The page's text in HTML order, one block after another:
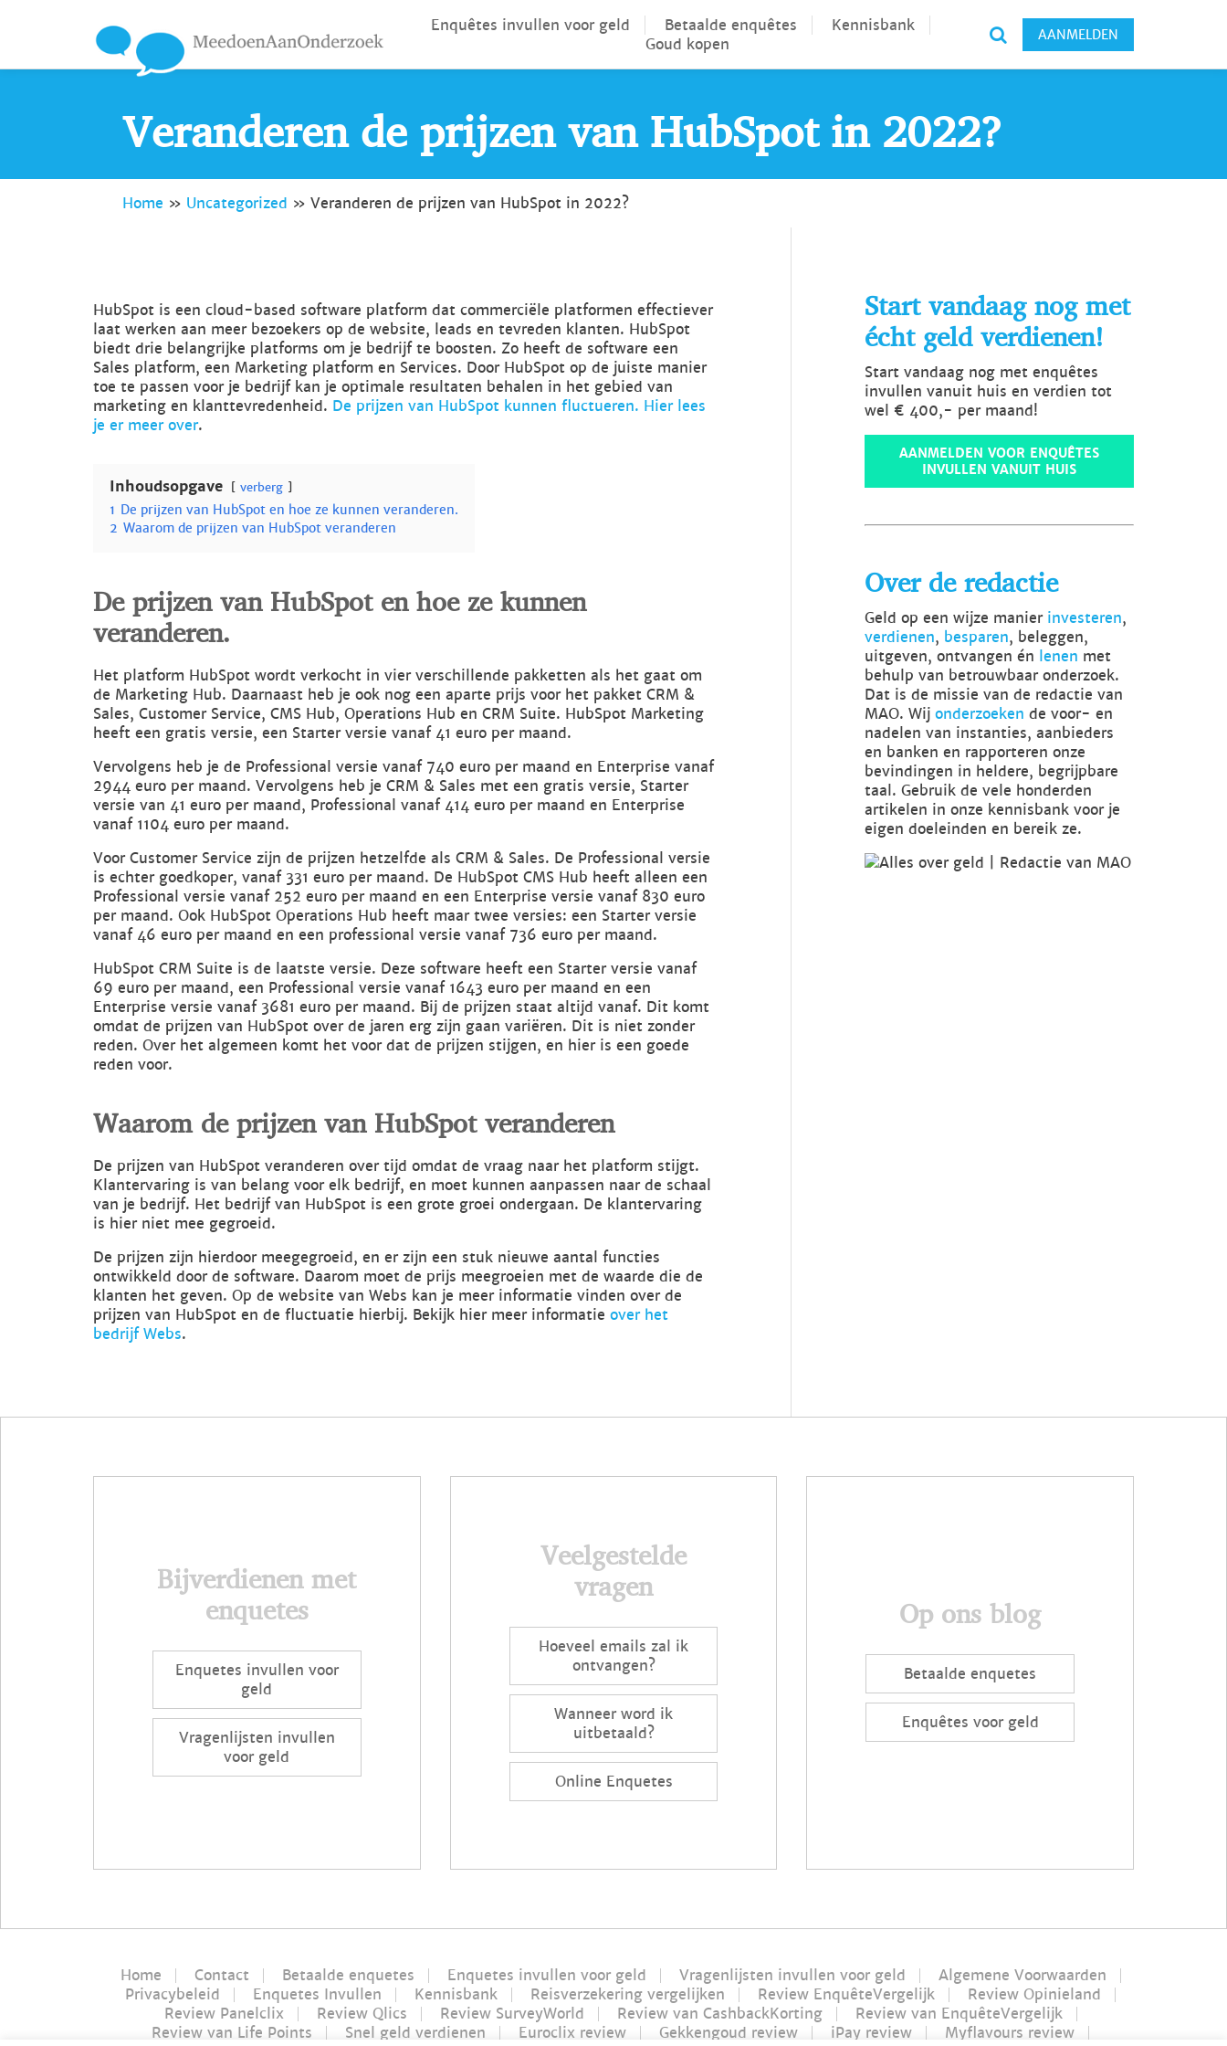
Enquêtes invullen voor geld Betaalde enquêtes
Kennisbank
Goud kopen
AANMELDEN
Veranderen de prijzen van HubSpot in 2022?
Home » Uncategorized » Veranderen de prijzen van HubSpot in 2022?
HubSpot is een cloud-based software platform dat commerciële platformen effectiever
laat werken aan meer bezoekers op de website, leads en tevreden klanten. HubSpot
biedt drie belangrijke platforms om je bedrijf te boosten. Zo heeft de software een
Sales platform, een Marketing platform en Services. Door HubSpot op de juiste manier
toe te passen voor je bedrijf kan je optimale resultaten behalen in het gebied van
marketing en klanttevredenheid. De prijzen van HubSpot kunnen fluctueren. Hier lees
je er meer over.
Inhoudsopgave verberg
1 De prijzen van HubSpot en hoe ze kunnen veranderen.
2 Waarom de prijzen van HubSpot veranderen
De prijzen van HubSpot en hoe ze kunnen
veranderen.
Het platform HubSpot wordt verkocht in vier verschillende pakketten als het gaat om
de Marketing Hub. Daarnaast heb je ook nog een aparte prijs voor het pakket CRM &
Sales, Customer Service, CMS Hub, Operations Hub en CRM Suite. HubSpot Marketing
heeft een gratis versie, een Starter versie vanaf 41 euro per maand.
Vervolgens heb je de Professional versie vanaf 740 euro per maand en Enterprise vanaf
2944 euro per maand. Vervolgens heb je CRM & Sales met een gratis versie, Starter
versie van 41 euro per maand, Professional vanaf 414 euro per maand en Enterprise
vanaf 1104 euro per maand.
Voor Customer Service zijn de prijzen hetzelfde als CRM & Sales. De Professional versie
is echter goedkoper, vanaf 331 euro per maand. De HubSpot CMS Hub heeft alleen een
Professional versie vanaf 252 euro per maand en een Enterprise versie vanaf 830 euro
per maand. Ook HubSpot Operations Hub heeft maar twee versies: een Starter versie
vanaf 46 euro per maand en een professional versie vanaf 736 euro per maand.
HubSpot CRM Suite is de laatste versie. Deze software heeft een Starter versie vanaf
69 euro per maand, een Professional versie vanaf 1643 euro per maand en een
Enterprise versie vanaf 3681 euro per maand. Bij de prijzen staat altijd vanaf. Dit komt
omdat de prijzen van HubSpot over de jaren erg zijn gaan variëren. Dit is niet zonder
reden. Over het algemeen komt het voor dat de prijzen stijgen, en hier is een goede
reden voor.
Waarom de prijzen van HubSpot veranderen
De prijzen van HubSpot veranderen over tijd omdat de vraag naar het platform stijgt.
Klantervaring is van belang voor elk bedrijf, en moet kunnen aanpassen naar de schaal
van je bedrijf. Het bedrijf van HubSpot is een grote groei ondergaan. De klantervaring
is hier niet mee gegroeid.
De prijzen zijn hierdoor meegegroeid, en er zijn een stuk nieuwe aantal functies
ontwikkeld door de software. Daarom moet de prijs meegroeien met de waarde die de
klanten het geven. Op de website van Webs kan je meer informatie vinden over de
prijzen van HubSpot en de fluctuatie hierbij. Bekijk hier meer informatie over het
bedrijf Webs.
Start vandaag nog met
écht geld verdienen!
Start vandaag nog met enquêtes
invullen vanuit huis en verdien tot
wel € 400,- per maand!
AANMELDEN VOOR ENQUÊTES
INVULLEN VANUIT HUIS
Over de redactie
Geld op een wijze manier investeren,
verdienen, besparen, beleggen,
uitgeven, ontvangen én lenen met
behulp van betrouwbaar onderzoek.
Dat is de missie van de redactie van
MAO. Wijonderzoeken de voor- en
nadelen van instanties, aanbieders
en banken en rapporteren onze
bevindingen in heldere, begrijpbare
taal. Gebruik de vele honderden
artikelen in onze kennisbank voor je
eigen doeleinden en bereik ze.
Bijverdienen met
enquetes
Enquetes invullen voor
geld
Vragenlijsten invullen
voor geld
Veelgestelde
vragen
Hoeveel emails zal ik
ontvangen?
Wanneer word ik
uitbetaald?
Online Enquetes
Op ons blog
Betaalde enquetes
Enquêtes voor geld
Home Contact Betaalde enquetes Enquetes invullen voor geld Vragenlijsten invullen voor geld
Algemene Voorwaarden
Privacybeleid
Enquetes Invullen Kennisbank Reisverzekering vergelijken Review EnquêteVergelijk
Review Opinieland
Review Panelclix
Review Qlics Review SurveyWorld Review van CashbackKorting
Review van EnquêteVergelijk
Review van Life Points
Snel geld verdienen Euroclix review Gekkengoud review iPay review
Myflavours review